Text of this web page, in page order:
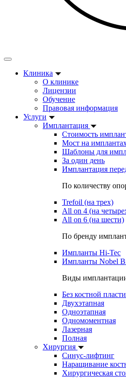
Клиника
О клинике
Лицензии
Обучение
Правовая информация
Услуги
Имплантация
Стоимость
Мост на
Шаблоны для
За один день
Имплантация
По количеству
Trefoil (на трех)
All on 4 (на
All on 6 (на шести)
По бренду
Импланты Hi-Tec
Импланты Nobel
Виды
Без костной
Двухэтапная
Одноэтапная
Одномоментная
Лазерная
Полная
Хирургия
Синус-лифтинг
Наращивание
Хирургическая